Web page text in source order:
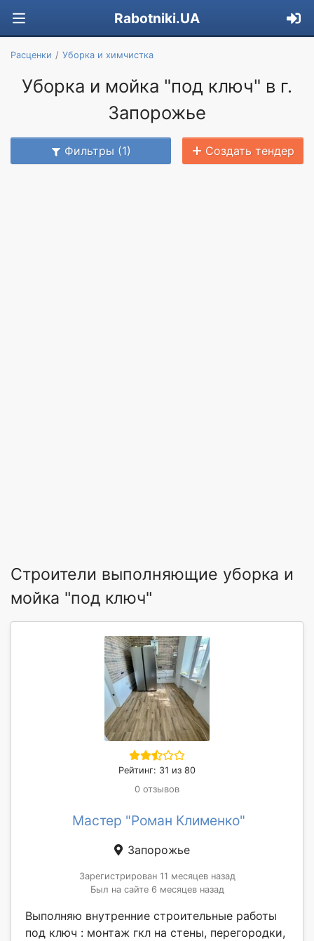
Rabotniki.UA
Расценки Уборка и химчистка
Уборка и мойка "под ключ" в г.
Запорожье
Фильтры (1) Создать тендер
Строители выполняющие уборка и
мойка "под ключ"
Рейтинг: 31 из 80
0 отзывов
Мастер "Роман Клименко"
Запорожье
Зарегистрирован 11 месяцев назад
Был на сайте 6 месяцев назад
Выполняю внутренние строительные работы
под ключ : монтаж гкл на стены, перегородки,